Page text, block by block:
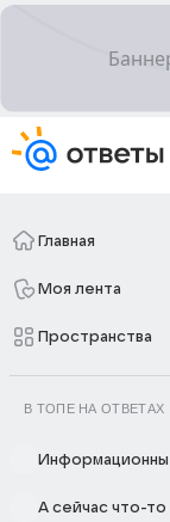
Главная
Моя лента
Пространства
В ТОПЕ НА ОТВЕТАХ
А сейчас что-